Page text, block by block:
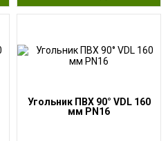
Угольник ПВХ 90° VDL 160
мм PN16